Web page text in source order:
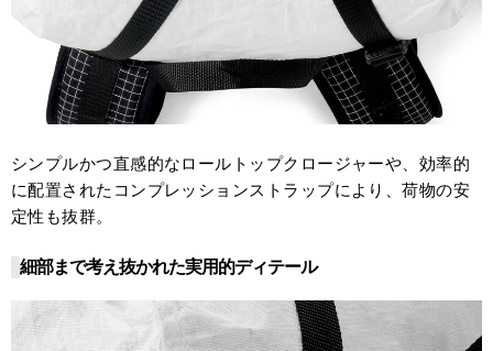
シンプルかつ直感的なロールトップクロージャーや、効率的
に配置されたコンプレッションストラップにより、荷物の安
定性も抜群。
細部まで考え抜かれた実用的ディテール